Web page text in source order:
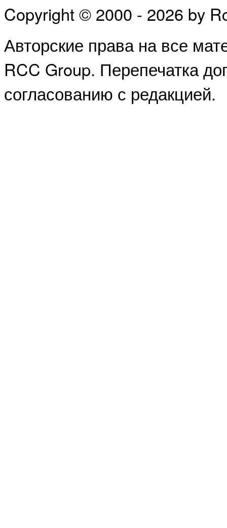
Copyright © 2000 - 2026 by
Авторские права на все
RCC Group. Перепечатка
согласованию с редакцией.